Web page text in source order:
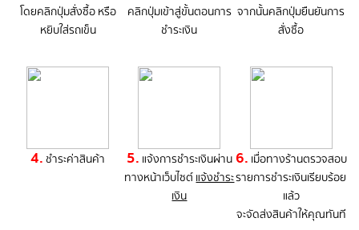
โดยคลิกปุ่มสั่งซื้อ หรือ
หยิบใส่รถเข็น
คลิกปุ่มเข้าสู่ขั้นตอนการ
ชำระเงิน
จากนั้นคลิกปุ่มยืนยันการ
สั่งซื้อ
4. ชำระค่าสินค้า 5. แจ้งการชำระเงินผ่าน
ทางหน้าเว็บไซต์ แจ้งชำระ
เงิน
6. เมื่อทางร้านตรวจสอบ
รายการชำระเงินเรียบร้อย
แล้ว
จะจัดส่งสินค้าให้คุณทันที